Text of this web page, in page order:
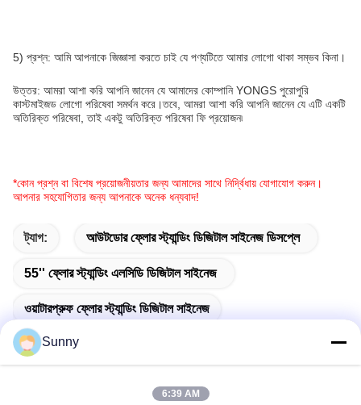
5) প্রশ্ন: আমি আপনাকে জিজ্ঞাসা করতে চাই যে পণ্যটিতে আমার লোগো থাকা সম্ভব কিনা।
উত্তর: আমরা আশা করি আপনি জানেন যে আমাদের কোম্পানি YONGS পুরোপুরি
কাস্টমাইজড লোগো পরিষেবা সমর্থন করে।তবে, আমরা আশা করি আপনি জানেন যে এটি একটি
অতিরিক্ত পরিষেবা, তাই একটু অতিরিক্ত পরিষেবা ফি প্রয়োজন৷
*কোন প্রশ্ন বা বিশেষ প্রয়োজনীয়তার জন্য আমাদের সাথে নির্দ্বিধায় যোগাযোগ করুন।
আপনার সহযোগিতার জন্য আপনাকে অনেক ধন্যবাদ!
ট্যাগ: আউটডোর ফ্লোর স্ট্যান্ডিং ডিজিটাল সাইনেজ ডিসপ্লে
55'' ফ্লোর স্ট্যান্ডিং এলসিডি ডিজিটাল সাইনেজ
ওয়াটারপ্রুফ ফ্লোর স্ট্যান্ডিং ডিজিটাল সাইনেজ
Sunny
6:39 AM